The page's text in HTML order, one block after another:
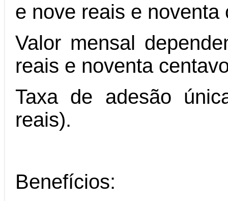
e nove reais e noventa
Valor mensal
reais e noventa
Taxa de adesão
reais).
Benefícios: